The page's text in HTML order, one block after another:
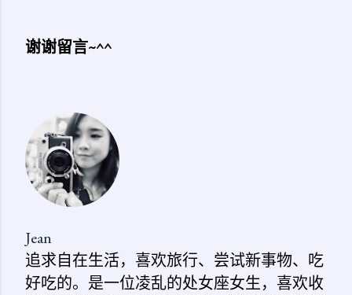
论
谢谢留言~^^
Jean
追求自在生活，喜欢旅行、尝试新事物、吃
好吃的。是一位凌乱的处女座女生，喜欢收